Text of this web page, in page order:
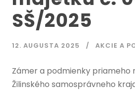
SŠ/2025
12. AUGUSTA 2025 AKCIE A
Zámer a podmienky priameho
Žilinského samosprávneho